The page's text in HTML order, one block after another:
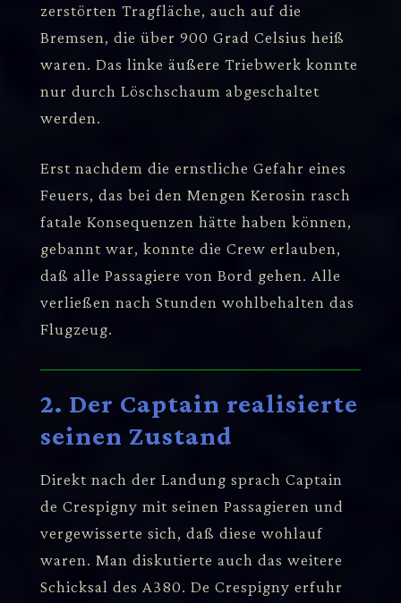
zerstörten Tragfläche, auch auf die
Bremsen, die über 900 Grad Celsius heiß
waren. Das linke äußere Triebwerk konnte
nur durch Löschschaum abgeschaltet
werden.
Erst nachdem die ernstliche Gefahr eines
Feuers, das bei den Mengen Kerosin rasch
fatale Konsequenzen hätte haben können,
gebannt war, konnte die Crew erlauben,
daß alle Passagiere von Bord gehen. Alle
verließen nach Stunden wohlbehalten das
Flugzeug.
2. Der Captain realisierte
seinen Zustand
Direkt nach der Landung sprach Captain
de Crespigny mit seinen Passagieren und
vergewisserte sich, daß diese wohlauf
waren. Man diskutierte auch das weitere
Schicksal des A380. De Crespigny erfuhr